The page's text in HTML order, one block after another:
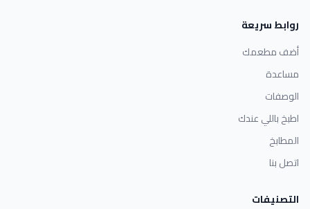
روابط سريعة
أضف مطعمك
مساعدة
الوصفات
اطبخ باللي عندك
المطابخ
اتصل بنا
التصنيفات